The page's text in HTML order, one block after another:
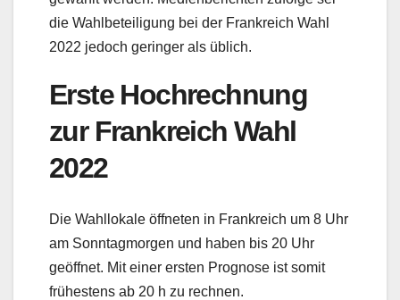
die Wahlbeteiligung bei der Frankreich Wahl
2022 jedoch geringer als üblich.
Erste Hochrechnung
zur Frankreich Wahl
2022
Die Wahllokale öffneten in Frankreich um 8 Uhr
am Sonntagmorgen und haben bis 20 Uhr
geöffnet. Mit einer ersten Prognose ist somit
frühestens ab 20 h zu rechnen.